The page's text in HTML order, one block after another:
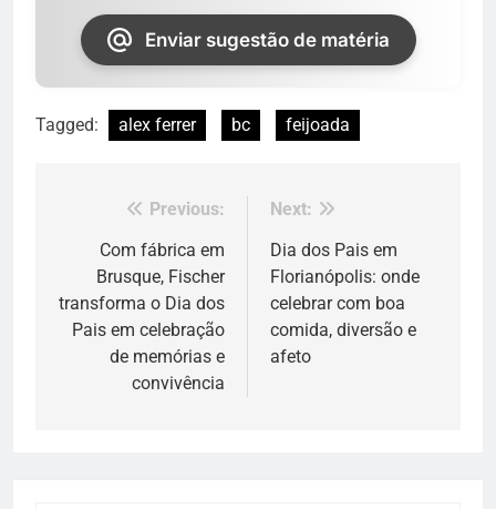
Enviar sugestão de matéria
Tagged: alex ferrer bc feijoada
Navegação
Post
Previous:
Com fábrica em
Brusque, Fischer
transforma o Dia dos
Pais em celebração
de memórias e
convivência
Next:
Dia dos Pais em
Florianópolis: onde
celebrar com boa
comida, diversão e
afeto